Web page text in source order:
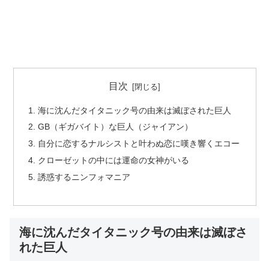
目次
海に沈んだタイタニック号の由来は滅ぼされた巨人
GB（ギガバイト）な巨人（ジャイアン）
自分に恋するナルシストと叶わぬ恋に嘆き響くエコー
クローゼットの中には運命の女神がいる
誘惑するニンフォマニア
海に沈んだタイタニック号の由来は滅ぼさ
れた巨人